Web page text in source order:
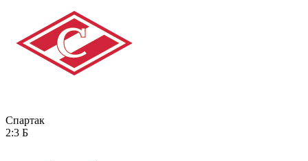
Спартак
2:3 Б